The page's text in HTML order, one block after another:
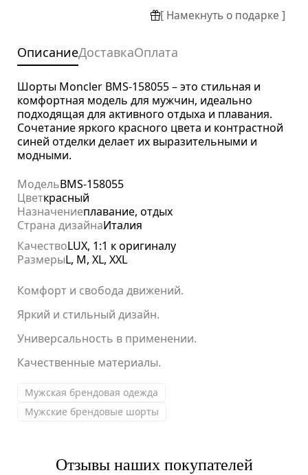
[ Намекнуть о подарке ]
ОписаниеДоставкаОплата
Шорты Moncler BMS-158055 – это стильная и
комфортная модель для мужчин, идеально
подходящая для активного отдыха и плавания.
Сочетание яркого красного цвета и контрастной
синей отделки делает их выразительными и
модными.
МодельBMS-158055
Цветкрасный
Назначениеплавание, отдых
Страна дизайнаИталия
КачествоLUX, 1:1 к оригиналу
РазмерыL, M, XL, XXL
Комфорт и свобода движений.
Яркий и стильный дизайн.
Универсальность в применении.
Качественные материалы.
Мужская брендовая одежда
Мужские брендовые шорты
Отзывы наших покупателей